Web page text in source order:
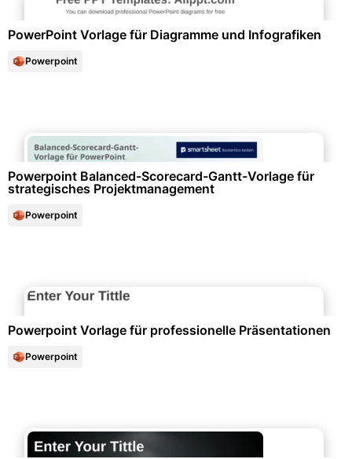
PowerPoint Vorlage für Diagramme und Infografiken
Powerpoint
Powerpoint Balanced-Scorecard-Gantt-Vorlage für
strategisches Projektmanagement
Powerpoint
Powerpoint Vorlage für professionelle Präsentationen
Powerpoint